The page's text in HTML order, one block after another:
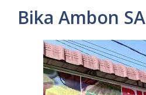
Bika Ambon